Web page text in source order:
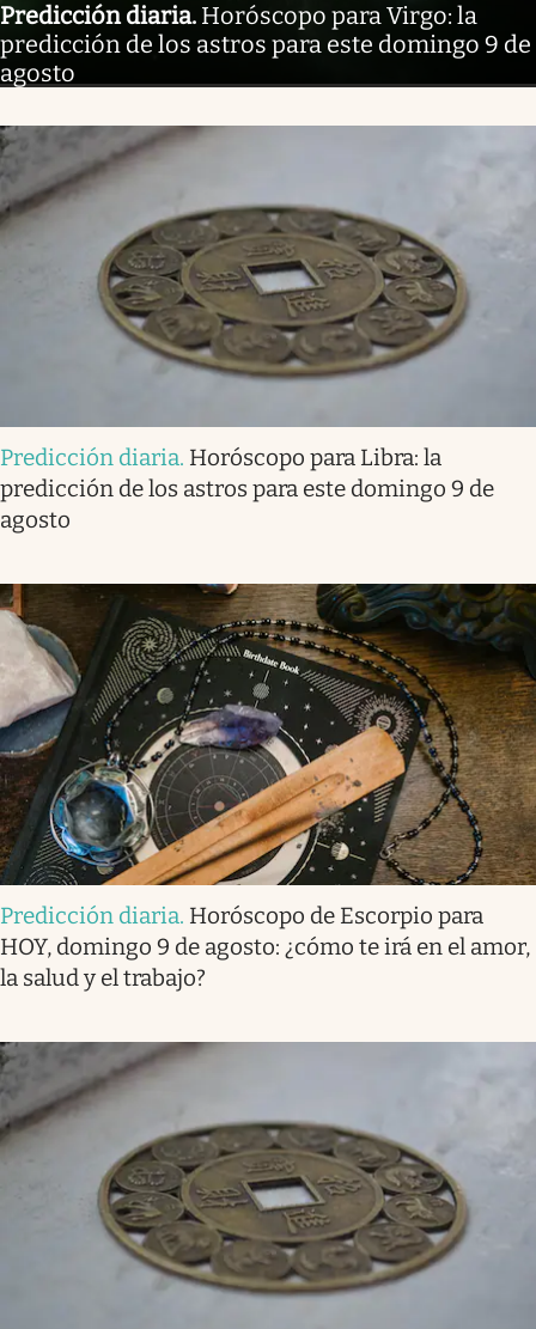
Predicción diaria. Horóscopo para Virgo: la
predicción de los astros para este domingo 9 de
agosto
Predicción diaria. Horóscopo para Libra: la
predicción de los astros para este domingo 9 de
agosto
Predicción diaria. Horóscopo de Escorpio para
HOY, domingo 9 de agosto: ¿cómo te irá en el amor,
la salud y el trabajo?